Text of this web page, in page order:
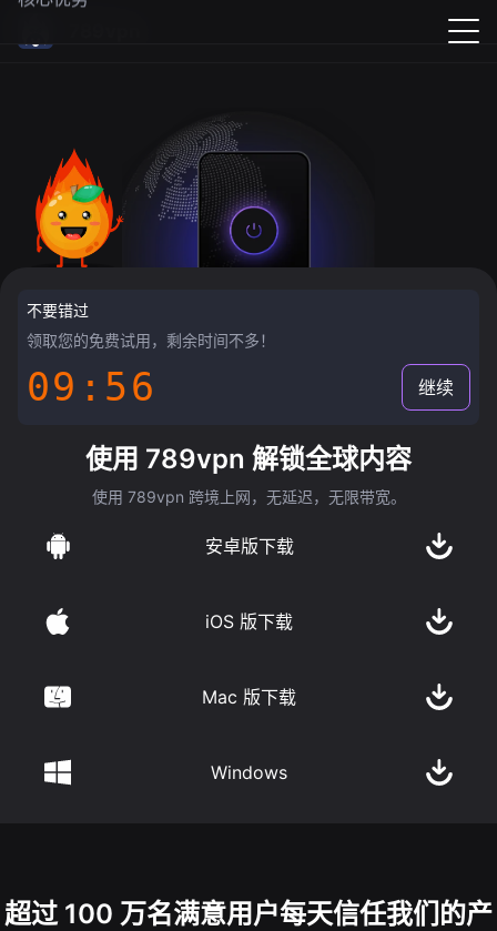
不要错过
领取您的免费试用，剩余时间不多！
09:55 继续
使用 789vpn 解锁全球内容
使用 789vpn 跨境上网，无延迟，无限带宽。
安卓版下载
iOS 版下载
Mac 版下载
Windows
超过 100 万名满意用户每天信任我们的产